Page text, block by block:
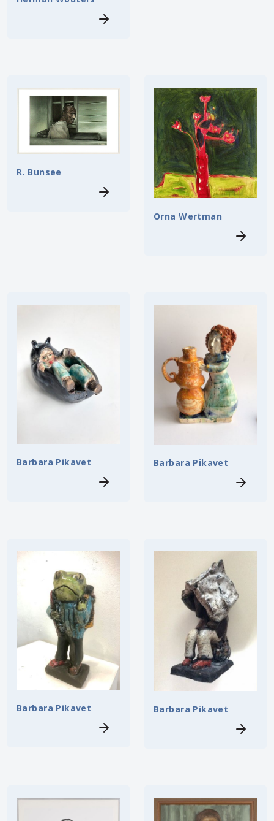
R. Bunsee
Orna Wertman
Barbara Pikavet Barbara Pikavet
Barbara Pikavet Barbara Pikavet